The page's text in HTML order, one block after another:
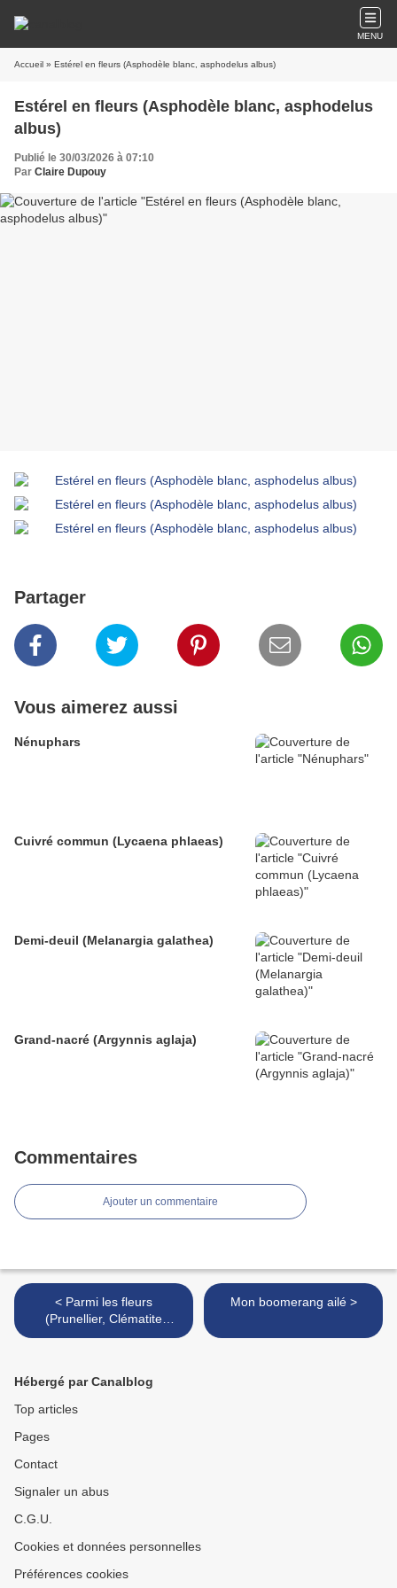
MENU
Accueil » Estérel en fleurs (Asphodèle blanc, asphodelus albus)
Estérel en fleurs (Asphodèle blanc, asphodelus
albus)
Publié le 30/03/2026 à 07:10
Par Claire Dupouy
Partager
Vous aimerez aussi
Nénuphars
Cuivré commun (Lycaena phlaeas)
Demi-deuil (Melanargia galathea)
Grand-nacré (Argynnis aglaja)
Commentaires
Ajouter un commentaire
< Parmi les fleurs
(Prunellier, Clématite
d'Armand, Iris en plongée)
Mon boomerang ailé >
Hébergé par Canalblog
Top articles
Pages
Contact
Signaler un abus
C.G.U.
Cookies et données personnelles
Préférences cookies